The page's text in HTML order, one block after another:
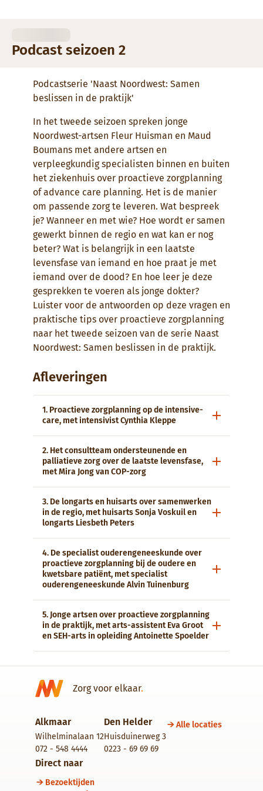
Podcast seizoen 2
Podcastserie 'Naast Noordwest: Samen
beslissen in de praktijk'
In het tweede seizoen spreken jonge
Noordwest-artsen Fleur Huisman en Maud
Boumans met andere artsen en
verpleegkundig specialisten binnen en buiten
het ziekenhuis over proactieve zorgplanning
of advance care planning. Het is de manier
om passende zorg te leveren. Wat bespreek
je? Wanneer en met wie? Hoe wordt er samen
gewerkt binnen de regio en wat kan er nog
beter? Wat is belangrijk in een laatste
levensfase van iemand en hoe praat je met
iemand over de dood? En hoe leer je deze
gesprekken te voeren als jonge dokter?
Luister voor de antwoorden op deze vragen en
praktische tips over proactieve zorgplanning
naar het tweede seizoen van de serie Naast
Noordwest: Samen beslissen in de praktijk.
Afleveringen
1. Proactieve zorgplanning op de intensive-
care, met intensivist Cynthia Kleppe
2. Het consultteam ondersteunende en
palliatieve zorg over de laatste levensfase,
met Mira Jong van COP-zorg
3. De longarts en huisarts over samenwerken
in de regio, met huisarts Sonja Voskuil en
longarts Liesbeth Peters
4. De specialist ouderengeneeskunde over
proactieve zorgplanning bij de oudere en
kwetsbare patiënt, met specialist
ouderengeneeskunde Alvin Tuinenburg
5. Jonge artsen over proactieve zorgplanning
in de praktijk, met arts-assistent Eva Groot
en SEH-arts in opleiding Antoinette Spoelder
Zorg voor elkaar.
Alkmaar
Wilhelminalaan 12
072 - 548 4444
Den Helder
Huisduinerweg 3
0223 - 69 69 69
Alle locaties
Direct naar
Bezoektijden